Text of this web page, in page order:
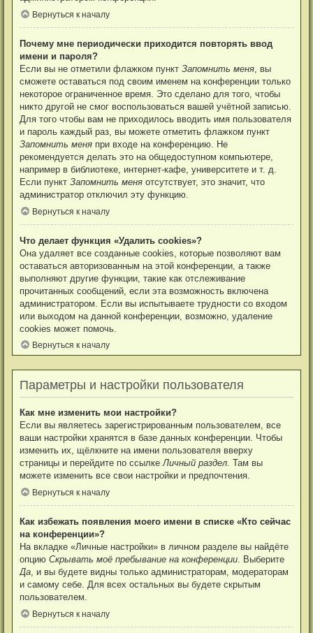
Вернуться к началу
Почему мне периодически приходится повторять ввод
имени и пароля?
Если вы не отметили флажком пунктЗапомнить меня, вы
сможете оставаться под своим именем на конференции только
некоторое ограниченное время. Это сделано для того, чтобы
никто другой не смог воспользоваться вашей учётной записью.
Для того чтобы вам не приходилось вводить имя пользователя
и пароль каждый раз, вы можете отметить флажком пункт
Запомнить меня при входе на конференцию. Не
рекомендуется делать это на общедоступном компьютере,
например в библиотеке, интернет-кафе, университете и т. д.
Если пунктЗапомнить меня отсутствует, это значит, что
администратор отключил эту функцию.
Вернуться к началу
Что делает функция «Удалить cookies»?
Она удаляет все созданные cookies, которые позволяют вам
оставаться авторизованным на этой конференции, а также
выполняют другие функции, такие как отслеживание
прочитанных сообщений, если эта возможность включена
администратором. Если вы испытываете трудности со входом
или выходом на данной конференции, возможно, удаление
cookies может помочь.
Вернуться к началу
Параметры и настройки пользователя
Как мне изменить мои настройки?
Если вы являетесь зарегистрированным пользователем, все
ваши настройки хранятся в базе данных конференции. Чтобы
изменить их, щёлкните на имени пользователя вверху
страницы и перейдите по ссылкеЛичный раздел. Там вы
можете изменить все свои настройки и предпочтения.
Вернуться к началу
Как избежать появления моего имени в списке «Кто сейчас
на конференции»?
На вкладке «Личные настройки» в личном разделе вы найдёте
опциюСкрывать моё пребывание на конференции . Выберите
Да , и вы будете видны только администраторам, модераторам
и самому себе. Для всех остальных вы будете скрытым
пользователем.
Вернуться к началу